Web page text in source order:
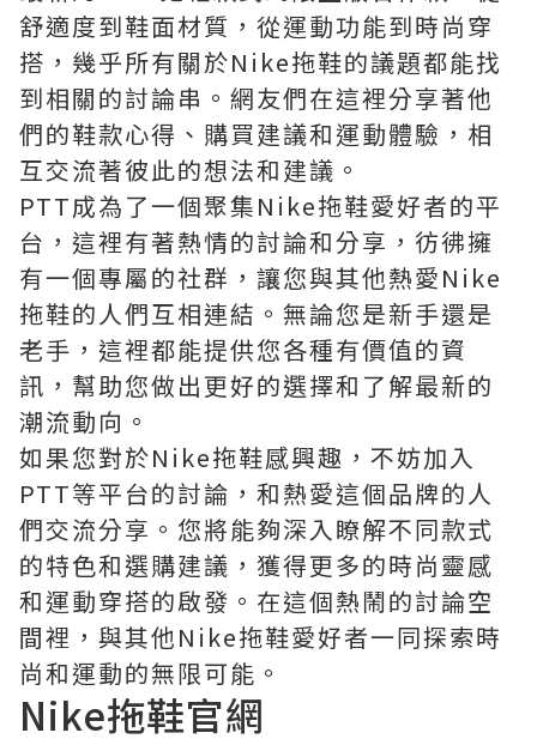
舒適度到鞋面材質，從運動功能到時尚穿
搭，幾乎所有關於Nike拖鞋的議題都能找
到相關的討論串。網友們在這裡分享著他
們的鞋款心得、購買建議和運動體驗，相
互交流著彼此的想法和建議。
PTT成為了一個聚集Nike拖鞋愛好者的平
台，這裡有著熱情的討論和分享，彷彿擁
有一個專屬的社群，讓您與其他熱愛Nike
拖鞋的人們互相連結。無論您是新手還是
老手，這裡都能提供您各種有價值的資
訊，幫助您做出更好的選擇和了解最新的
潮流動向。
如果您對於Nike拖鞋感興趣，不妨加入
PTT等平台的討論，和熱愛這個品牌的人
們交流分享。您將能夠深入瞭解不同款式
的特色和選購建議，獲得更多的時尚靈感
和運動穿搭的啟發。在這個熱鬧的討論空
間裡，與其他Nike拖鞋愛好者一同探索時
尚和運動的無限可能。
Nike拖鞋官網